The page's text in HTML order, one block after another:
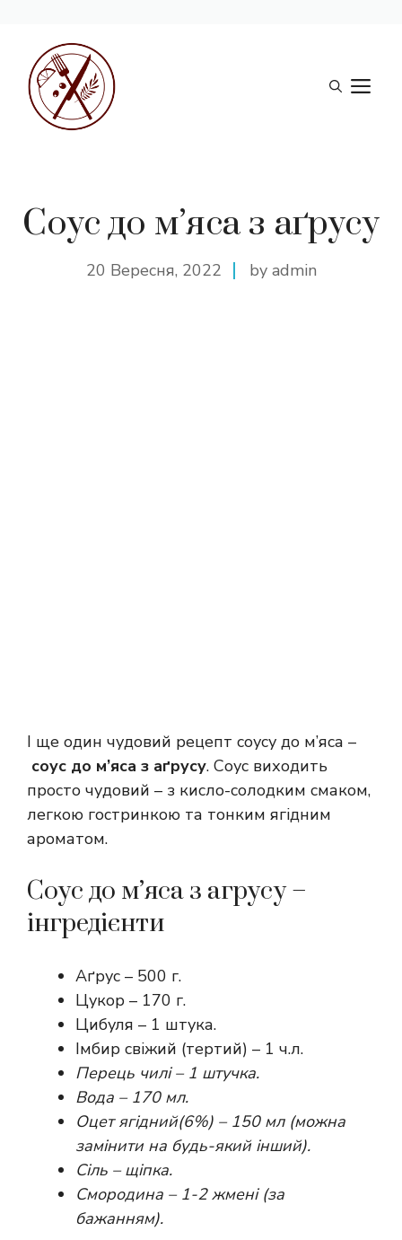
вмісту
Соус до м’яса з аґрусу
20 Вересня, 2022 by admin
І ще один чудовий рецепт соусу до м’яса –
соус до м’яса з аґрусу. Соус виходить
просто чудовий – з кисло-солодким смаком,
легкою гостринкою та тонким ягідним
ароматом.
Соус до м’яса з агрусу –
інгредієнти
Аґрус – 500 г.
Цукор – 170 г.
Цибуля – 1 штука.
Імбир свіжий (тертий) – 1 ч.л.
Перець чилі – 1 штучка.
Вода – 170 мл.
Оцет ягідний(6%) – 150 мл (можна
замінити на будь-який інший).
Сіль – щіпка.
Смородина – 1-2 жмені (за
бажанням).